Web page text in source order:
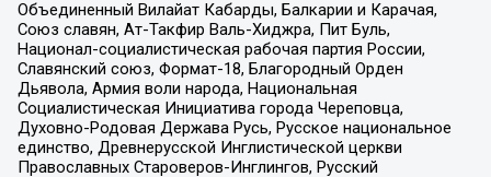
Объединенный Вилайат Кабарды, Балкарии и Карачая,
Союз славян, Ат-Такфир Валь-Хиджра, Пит Буль,
Национал-социалистическая рабочая партия России,
Славянский союз, Формат-18, Благородный Орден
Дьявола, Армия воли народа, Национальная
Социалистическая Инициатива города Череповца,
Духовно-Родовая Держава Русь, Русское национальное
единство, Древнерусской Инглистической церкви
Православных Староверов-Инглингов, Русский